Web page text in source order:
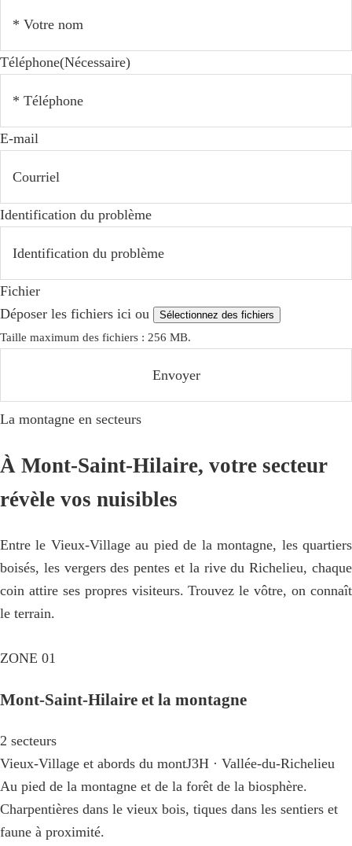
Téléphone(Nécessaire)
E-mail
Identification du problème
Fichier
Déposer les fichiers ici ou
Sélectionnez des fichiers
Taille maximum des fichiers : 256 MB.
La montagne en secteurs
À Mont-Saint-Hilaire, votre secteur
révèle vos nuisibles
Entre le Vieux-Village au pied de la montagne, les quartiers
boisés, les vergers des pentes et la rive du Richelieu, chaque
coin attire ses propres visiteurs. Trouvez le vôtre, on connaît
le terrain.
ZONE 01
Mont-Saint-Hilaire et la montagne
2 secteurs
Vieux-Village et abords du montJ3H · Vallée-du-Richelieu
Au pied de la montagne et de la forêt de la biosphère.
Charpentières dans le vieux bois, tiques dans les sentiers et
faune à proximité.